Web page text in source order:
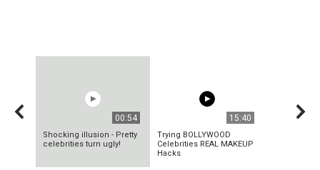
00:54
Shocking illusion - Pretty
celebrities turn ugly!
15:40
Trying BOLLYWOOD
Celebrities REAL MAKEUP
Hacks